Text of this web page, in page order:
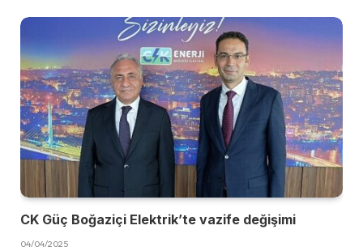
CK Güç Boğaziçi Elektrik’te vazife değişimi
04/04/2025